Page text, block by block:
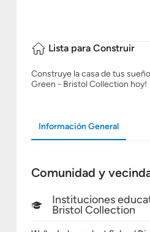
Lista para Construir
Construye la casa de tus
Green - Bristol Collection hoy!
Información General
Comunidad y
Instituciones
Bristol Collection